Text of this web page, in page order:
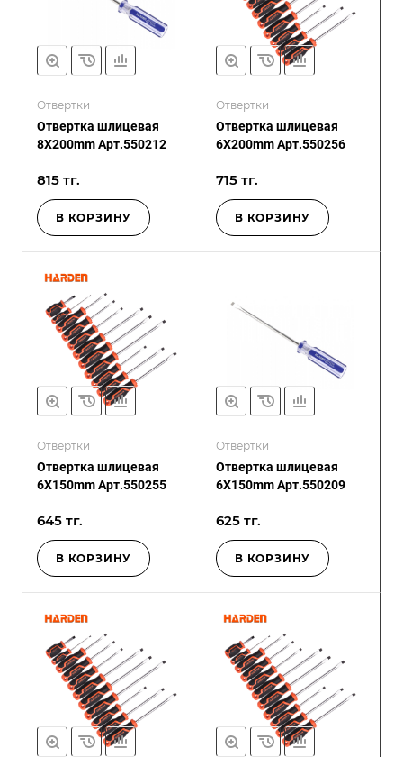
Отвертки
Отвертка шлицевая
8X200mm Арт.550212
815 тг.
В КОРЗИНУ
Отвертки
Отвертка шлицевая
6X200mm Арт.550256
715 тг.
В КОРЗИНУ
Отвертки
Отвертка шлицевая
6X150mm Арт.550255
645 тг.
В КОРЗИНУ
Отвертки
Отвертка шлицевая
6X150mm Арт.550209
625 тг.
В КОРЗИНУ